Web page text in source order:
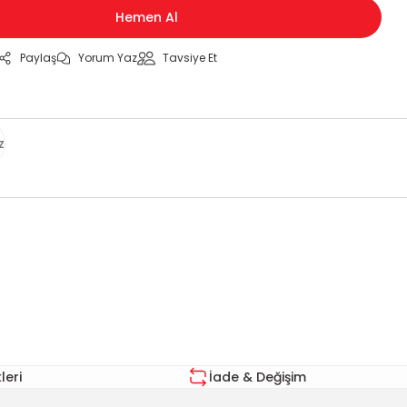
Hemen Al
Paylaş Yorum Yaz Tavsiye Et
İade & Değişim